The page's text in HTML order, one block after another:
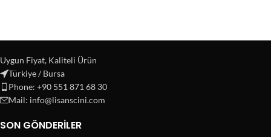
Uygun Fiyat, Kaliteli Ürün
Türkiye / Bursa
Phone: +90 551 871 68 30
Mail: info@lisanscini.com
SON GÖNDERILER